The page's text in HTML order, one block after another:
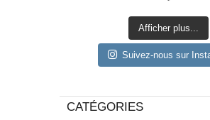
Afficher plus...
Suivez-nous sur
CATÉGORIES